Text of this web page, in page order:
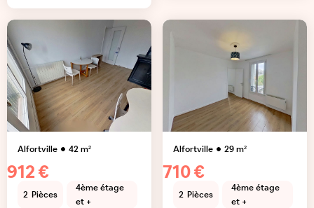
Alfortville 42m²
912 €
2 Pièces
4ème étage
et +
Alfortville 29m²
710 €
2 Pièces
4ème étage
et +